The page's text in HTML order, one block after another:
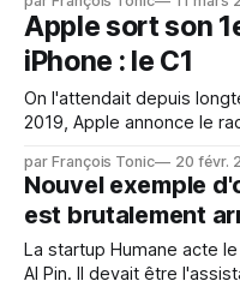
NAND. Cette séparation
SSD chez Western Digital. Pourtant le constructeur avait une
large gamme de
Apple sort son
iPhone : le C1
On l'attendait depuis
2019, Apple annonce le
000 employés, dont de
brevets! Objectif :
par François Tonic 20 févr.
Nouvel exemple
est brutalement
La startup Humane acte
AI Pin. Il devait être